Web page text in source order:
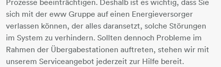
sich mit der eww Gruppe auf einen Energieversorger
verlassen können, der alles daransetzt, solche Störungen
im System zu verhindern. Sollten dennoch Probleme im
Rahmen der Übergabestationen auftreten, stehen wir mit
unserem Serviceangebot jederzeit zur Hilfe bereit.